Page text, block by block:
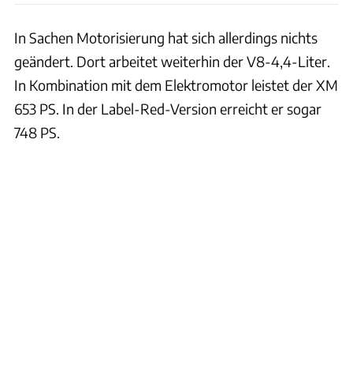
In Sachen Motorisierung hat sich allerdings nichts
geändert. Dort arbeitet weiterhin der V8-4,4-Liter.
In Kombination mit dem Elektromotor leistet der XM
653 PS. In der Label-Red-Version erreicht er sogar
748 PS.